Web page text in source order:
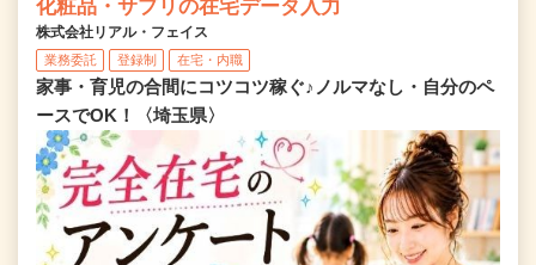
化粧品・サプリの在宅データ入力
株式会社リアル・フェイス
業務委託 登録制 在宅・内職
家事・育児の合間にコツコツ稼ぐ♪ノルマなし・自分のペ
ースでOK！〈埼玉県〉